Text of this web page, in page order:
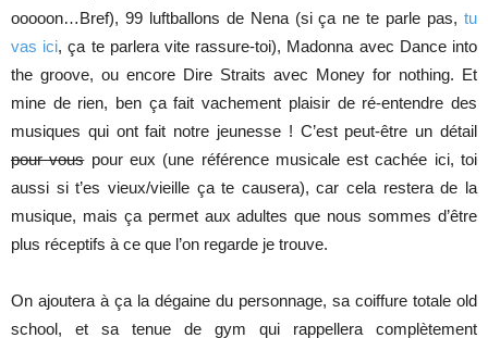
ooooon…Bref), 99 luftballons de Nena (si ça ne te parle pas, tu
vas ici, ça te parlera vite rassure-toi), Madonna avec Dance into
the groove, ou encore Dire Straits avec Money for nothing. Et
mine de rien, ben ça fait vachement plaisir de ré-entendre des
musiques qui ont fait notre jeunesse ! C’est peut-être un détail
pour vouspour eux (une référence musicale est cachée ici, toi
aussi si t’es vieux/vieille ça te causera), car cela restera de la
musique, mais ça permet aux adultes que nous sommes d’être
plus réceptifs à ce que l’on regarde je trouve.
On ajoutera à ça la dégaine du personnage, sa coiffure totale old
school, et sa tenue de gym qui rappellera complètement